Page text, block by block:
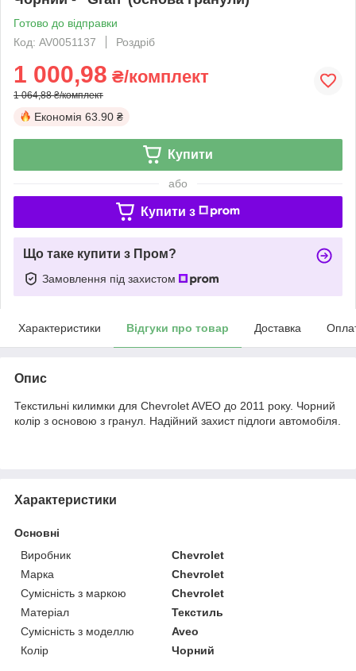
Готово до відправки
Код: AV0051137
Роздріб
1 000,98 ₴/комплект
1 064,88 ₴/комплект
Економія 63.90 ₴
Купити
або
Купити з
Що таке купити з Пром?
Замовлення під захистом
Характеристики Відгуки про товар Доставка
Опис
Текстильні килимки для Chevrolet AVEO до 2011 року. Чорний
колір з основою з гранул. Надійний захист підлоги автомобіля.
Характеристики
Основні
Виробник
Chevrolet
Марка
Chevrolet
Сумісність з маркою
Chevrolet
Матеріал
Текстиль
Сумісність з моделлю
Aveo
Колір
Чорний